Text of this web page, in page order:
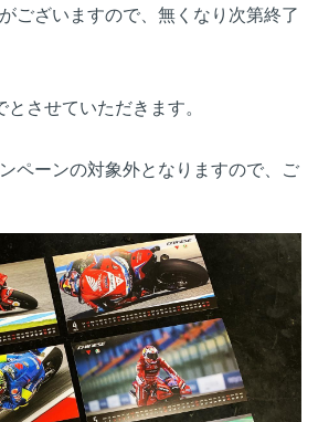
ございますので、無くなり次第終了
させていただきます。
ペーンの対象外となりますので、ご